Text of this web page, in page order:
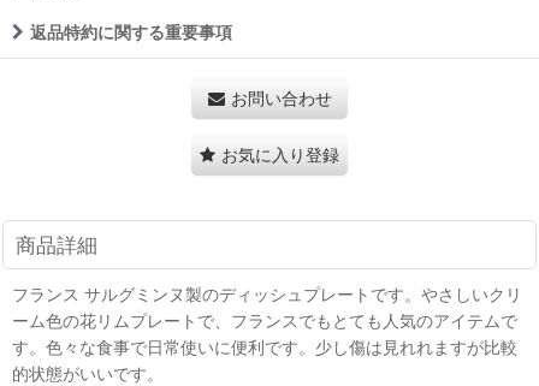
返品特約に関する重要事項
お問い合わせ
お気に入り登録
商品詳細
フランス サルグミンヌ製のディッシュプレートです。やさしいクリ
ーム色の花リムプレートで、フランスでもとても人気のアイテムで
す。色々な食事で日常使いに便利です。少し傷は見れれますが比較
的状態がいいです。